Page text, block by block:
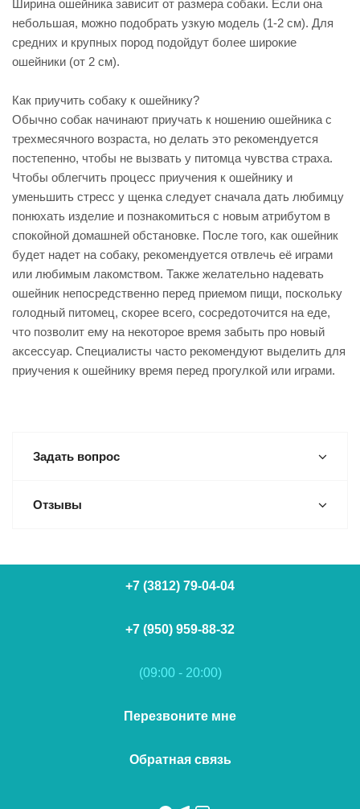
Ширина ошейника зависит от размера собаки. Если она
небольшая, можно подобрать узкую модель (1-2 см). Для
средних и крупных пород подойдут более широкие
ошейники (от 2 см).
Как приучить собаку к ошейнику?
Обычно собак начинают приучать к ношению ошейника с
трехмесячного возраста, но делать это рекомендуется
постепенно, чтобы не вызвать у питомца чувства страха.
Чтобы облегчить процесс приучения к ошейнику и
уменьшить стресс у щенка следует сначала дать любимцу
понюхать изделие и познакомиться с новым атрибутом в
спокойной домашней обстановке. После того, как ошейник
будет надет на собаку, рекомендуется отвлечь её играми
или любимым лакомством. Также желательно надевать
ошейник непосредственно перед приемом пищи, поскольку
голодный питомец, скорее всего, сосредоточится на еде,
что позволит ему на некоторое время забыть про новый
аксессуар. Специалисты часто рекомендуют выделить для
приучения к ошейнику время перед прогулкой или играми.
Задать вопрос
Отзывы
+7 (3812) 79-04-04
+7 (950) 959-88-32
(09:00 - 20:00)
Перезвоните мне
Обратная связь